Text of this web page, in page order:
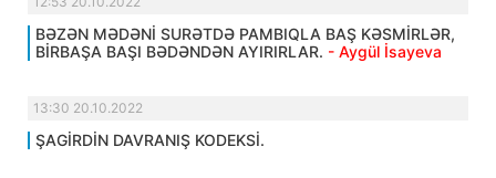
BƏZƏN MƏDƏNİ SURƏTDƏ PAMBIQLA BAŞ KƏSMİRLƏR,
BİRBAŞA BAŞI BƏDƏNDƏN AYIRIRLAR. - Aygül İsayeva
13:30 20.10.2022
ŞAGİRDİN DAVRANIŞ KODEKSİ.